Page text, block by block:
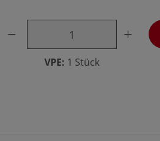
Produkt Anzahl: Gib den
VPE: 1 Stück